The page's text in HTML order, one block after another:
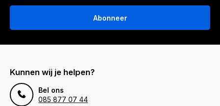
Abonneer
Kunnen wij je helpen?
Bel ons
085 877 07 44